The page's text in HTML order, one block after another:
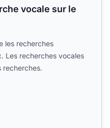
vocale sur le
les recherches
Les recherches vocales
recherches.